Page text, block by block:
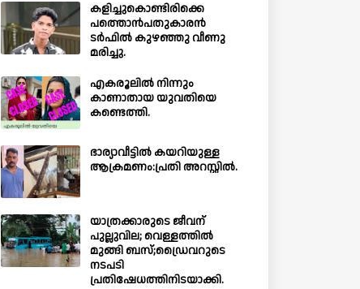
കളിച്ചുകൊണ്ടിരിക്കെ
പത്തൊൻപതുകാരൻ
ടർഫിൽ കുഴഞ്ഞു വീണു
മരിച്ചു.
എകരൂലിൽ നിന്നും
കാണാതായ യുവതിയെ
കണ്ടെത്തി.
ഭാര്യാവീട്ടിൽ കയറിയുള്ള
ആക്രമണം:പ്രതി അറസ്റ്റിൽ.
യാത്രക്കാരുടെ ജീവന്
പുല്ലുവില; വെള്ളത്തിൽ
മുങ്ങി ബസ്;ഡ്രൈവറുടെ
നടപടി
പ്രതിഷേധത്തിനിടയാക്കി.